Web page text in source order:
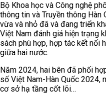
Bộ Khoa học và Công nghệ
thông tin và Truyền thông Hàn
vừa và nhỏ đã và đang triển
Việt Nam đánh giá hiện trạng
sách phù hợp, hợp tác kết nối
giữa hai nước.
Năm 2024, hai bên đã phối
số Việt Nam-Hàn Quốc 2024,
cơ sở hạ tầng cốt lõi…